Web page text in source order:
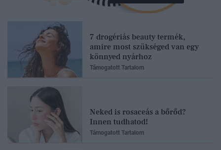
7 drogériás beauty termék,
amire most szükséged van egy
könnyed nyárhoz
Támogatott Tartalom
Neked is rosaceás a bőrőd?
Innen tudhatod!
Támogatott Tartalom